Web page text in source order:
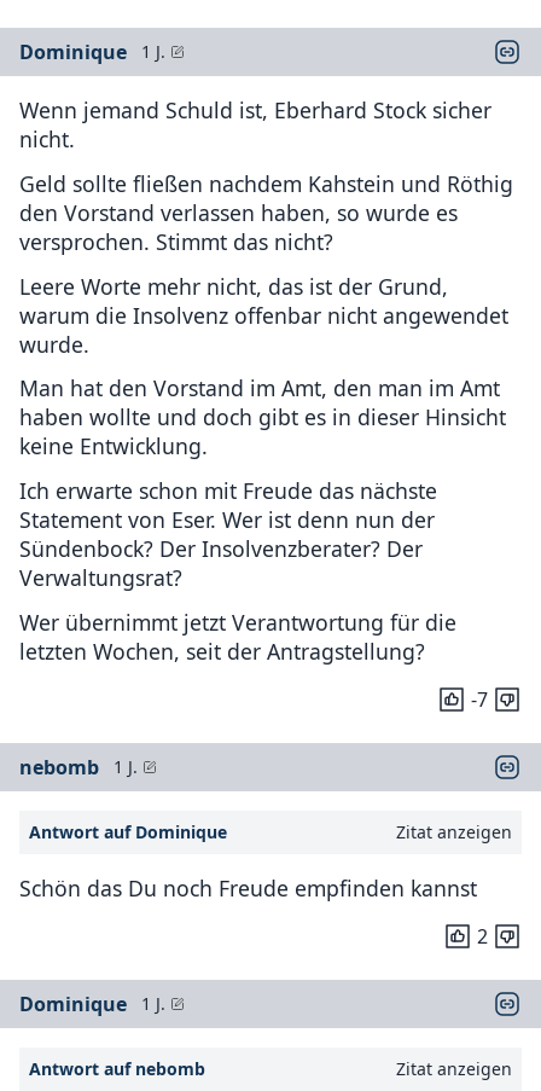
Dominique 1 J.
Wenn jemand Schuld ist, Eberhard Stock sicher
nicht.
Geld sollte fließen nachdem Kahstein und Röthig
den Vorstand verlassen haben, so wurde es
versprochen. Stimmt das nicht?
Leere Worte mehr nicht, das ist der Grund,
warum die Insolvenz offenbar nicht angewendet
wurde.
Man hat den Vorstand im Amt, den man im Amt
haben wollte und doch gibt es in dieser Hinsicht
keine Entwicklung.
Ich erwarte schon mit Freude das nächste
Statement von Eser. Wer ist denn nun der
Sündenbock? Der Insolvenzberater? Der
Verwaltungsrat?
Wer übernimmt jetzt Verantwortung für die
letzten Wochen, seit der Antragstellung?
-7
nebomb 1 J.
Antwort auf Dominique Zitat anzeigen
Schön das Du noch Freude empfinden kannst
2
Dominique 1 J.
Antwort auf nebomb Zitat anzeigen